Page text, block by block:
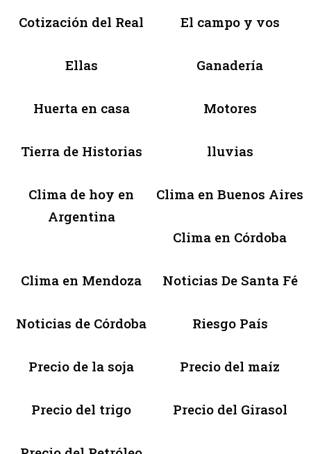
Cotización del Real El campo y vos
Ellas Ganadería
Huerta en casa Motores
Tierra de Historias lluvias
Clima de hoy en
Argentina
Clima en Buenos Aires
Clima en Córdoba
Clima en Mendoza Noticias De Santa Fé
Noticias de Córdoba Riesgo País
Precio de la soja Precio del maíz
Precio del trigo Precio del Girasol